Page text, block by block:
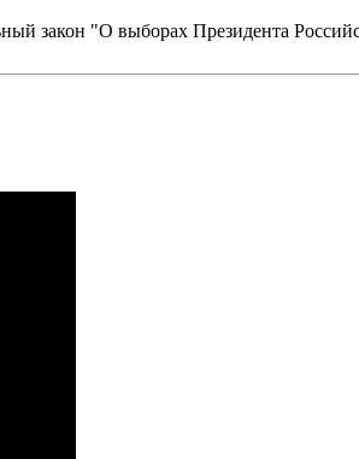
закон "О выборах Президента